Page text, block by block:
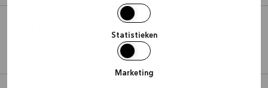
Statistieken
Marketing
Hilversum
Vandaag open vanaf 10:00 - 17:30